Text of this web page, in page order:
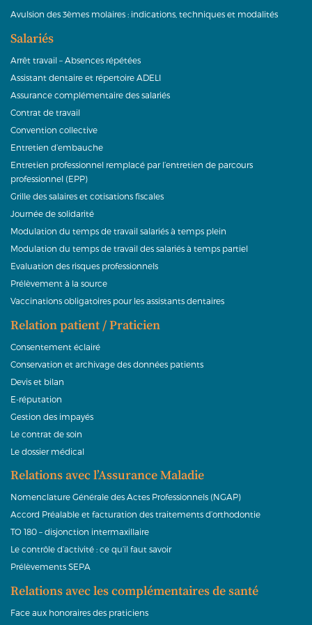
Avulsion des 3èmes molaires : indications, techniques et modalités
Salariés
Arrêt travail – Absences répétées
Assistant dentaire et répertoire ADELI
Assurance complémentaire des salariés
Contrat de travail
Convention collective
Entretien d’embauche
Entretien professionnel remplacé par l’entretien de parcours
professionnel (EPP)
Grille des salaires et cotisations fiscales
Journée de solidarité
Modulation du temps de travail salariés à temps plein
Modulation du temps de travail des salariés à temps partiel
Evaluation des risques professionnels
Prélèvement à la source
Vaccinations obligatoires pour les assistants dentaires
Relation patient / Praticien
Consentement éclairé
Conservation et archivage des données patients
Devis et bilan
E-réputation
Gestion des impayés
Le contrat de soin
Le dossier médical
Relations avec l’Assurance Maladie
Nomenclature Générale des Actes Professionnels (NGAP)
Accord Préalable et facturation des traitements d’orthodontie
TO 180 – disjonction intermaxillaire
Le contrôle d’activité : ce qu’il faut savoir
Prélèvements SEPA
Relations avec les complémentaires de santé
Face aux honoraires des praticiens